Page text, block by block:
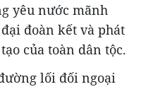
yêu nước mãnh
đoàn kết và phát
của toàn dân tộc.
lối đối ngoại